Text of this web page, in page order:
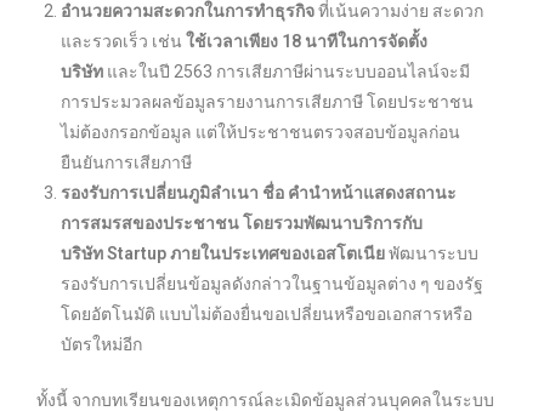
อำนวยความสะดวกในการทำธุรกิจที่เน้นความง่าย สะดวก
และรวดเร็ว เช่น ใช้เวลาเพียง 18 นาทีในการจัดตั้ง
บริษัท และในปี 2563 การเสียภาษีผ่านระบบออนไลน์จะมี
การประมวลผลข้อมูลรายงานการเสียภาษี โดยประชาชน
ไม่ต้องกรอกข้อมูล แต่ให้ประชาชนตรวจสอบข้อมูลก่อน
ยืนยันการเสียภาษี
รองรับการเปลี่ยนภูมิลำเนา ชื่อ คำนำหน้าแสดงสถานะ
การสมรสของประชาชน โดยรวมพัฒนาบริการกับ
บริษัท Startup ภายในประเทศของเอสโตเนียพัฒนาระบบ
รองรับการเปลี่ยนข้อมูลดังกล่าวในฐานข้อมูลต่าง ๆ ของรัฐ
โดยอัตโนมัติ แบบไม่ต้องยื่นขอเปลี่ยนหรือขอเอกสารหรือ
บัตรใหม่อีก
ทั้งนี้ จากบทเรียนของเหตุการณ์ละเมิดข้อมูลส่วนบุคคลในระบบ